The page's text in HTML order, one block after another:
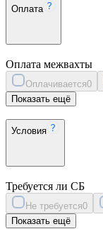
Оплата
Оплата межвахты
Оплачивается0
Показать ещё
Условия
Требуется ли СБ
Не требуется0
Показать ещё